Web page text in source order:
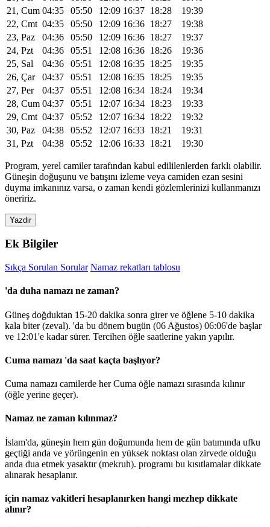
21, Cum 04:35 05:50 12:09 16:37 18:28
19:39
22, Cmt 04:35 05:50 12:09 16:36 18:27
19:38
23, Paz
04:36 05:50 12:09 16:36 18:27
19:37
24, Pzt
04:36 05:51 12:08 16:36 18:26
19:36
25, Sal
04:36 05:51 12:08 16:35 18:25
19:35
26, Çar
04:37 05:51 12:08 16:35 18:25
19:35
27, Per
04:37 05:51 12:08 16:34 18:24
19:34
28, Cum 04:37 05:51 12:07 16:34 18:23
19:33
29, Cmt 04:37 05:52 12:07 16:34 18:22
19:32
30, Paz
04:38 05:52 12:07 16:33 18:21
19:31
31, Pzt
04:38 05:52 12:06 16:33 18:21 19:30
Program, yerel camiler tarafından kabul edililenlerden farklı olabilir.
Güneşin doğuşunu ve batışını izleme veya camiden ezan sesini
duyma imkanınız varsa, o zaman kendi gözlemlerinizi kullanmanızı
öneririz.
Yazdir
Ek Bilgiler
Sıkça Sorulan Sorular Namaz rekatları tablosu
'da duha namazı ne zaman?
Güneş doğduktan 15-20 dakika sonra girer ve öğlene 5-10 dakika
kala biter (zeval). 'da bu dönem bugün (06 Ağustos) 06:06'de başlar
ve 12:01'e kadar sürer. Tercihen öğle saatlerine yakın yapılır.
Cuma namazı 'da saat kaçta başlıyor?
Cuma namazı camilerde her Cuma öğle namazı sırasında kılınır
(öğle yerine geçer).
Namaz ne zaman kılınmaz?
İslam'da, güneşin hem gün doğumunda hem de gün batımında ufku
geçtiği anda ve yörüngenin en yüksek noktası olan zirvede olduğu
anda dua etmek yasaktır (mekruh). programı bu kısıtlamalar dikkate
alınarak hesaplanır.
için namaz vakitleri hesaplanırken hangi mezhep dikkate
alınır?